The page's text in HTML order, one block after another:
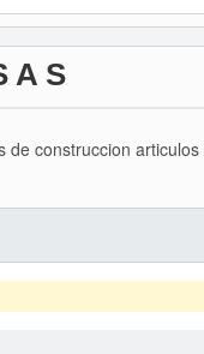
A S
de construccion